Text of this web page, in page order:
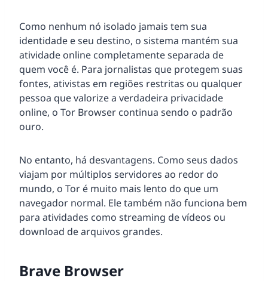
Como nenhum nó isolado jamais tem sua
identidade e seu destino, o sistema mantém sua
atividade online completamente separada de
quem você é. Para jornalistas que protegem suas
fontes, ativistas em regiões restritas ou qualquer
pessoa que valorize a verdadeira privacidade
online, o Tor Browser continua sendo o padrão
ouro.
No entanto, há desvantagens. Como seus dados
viajam por múltiplos servidores ao redor do
mundo, o Tor é muito mais lento do que um
navegador normal. Ele também não funciona bem
para atividades como streaming de vídeos ou
download de arquivos grandes.
Brave Browser